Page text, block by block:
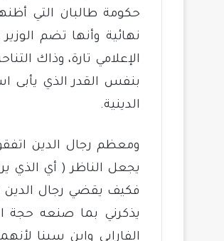
حكومة طالبان التي
نهائية وأنها تضم
الإعلامي تارة، وذاك
بنفس القدر الذي يأبى
الدينية.
ومعظم رجال الدين
يجعل الناظر ( أي الذي
فكيف يقضي رجال الدين
يذكرني بما صنعه حجة
الفارابي وابن سينا